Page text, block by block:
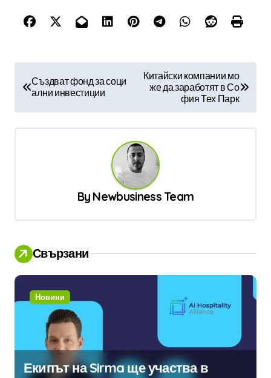
в
и
Създват фонд за соци
ални инвестиции
Китайски компании мо
же да заработят в Со
фия Тех Парк
By Newbusiness Team
Свързани
Новини
Екипът на Sirma ще участва в